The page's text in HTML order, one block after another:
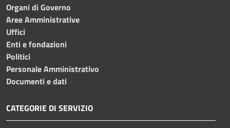
Organi di Governo
Aree Amministrative
Uffici
Enti e fondazioni
Politici
Personale Amministrativo
Documenti e dati
CATEGORIE DI SERVIZIO